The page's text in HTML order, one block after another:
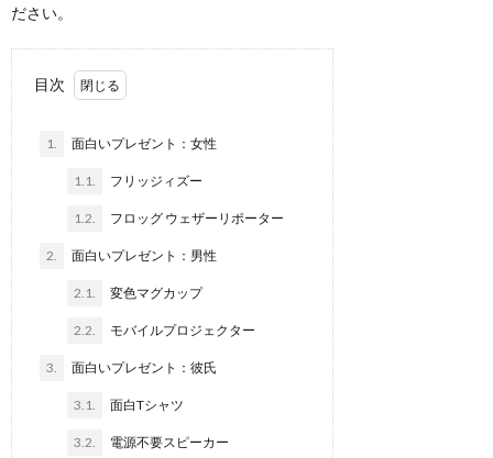
ださい。
目次
1. 面白いプレゼント：女性
1.1. フリッジィズー
1.2. フロッグ ウェザーリポーター
2. 面白いプレゼント：男性
2.1. 変色マグカップ
2.2. モバイルプロジェクター
3. 面白いプレゼント：彼氏
3.1. 面白Tシャツ
3.2. 電源不要スピーカー